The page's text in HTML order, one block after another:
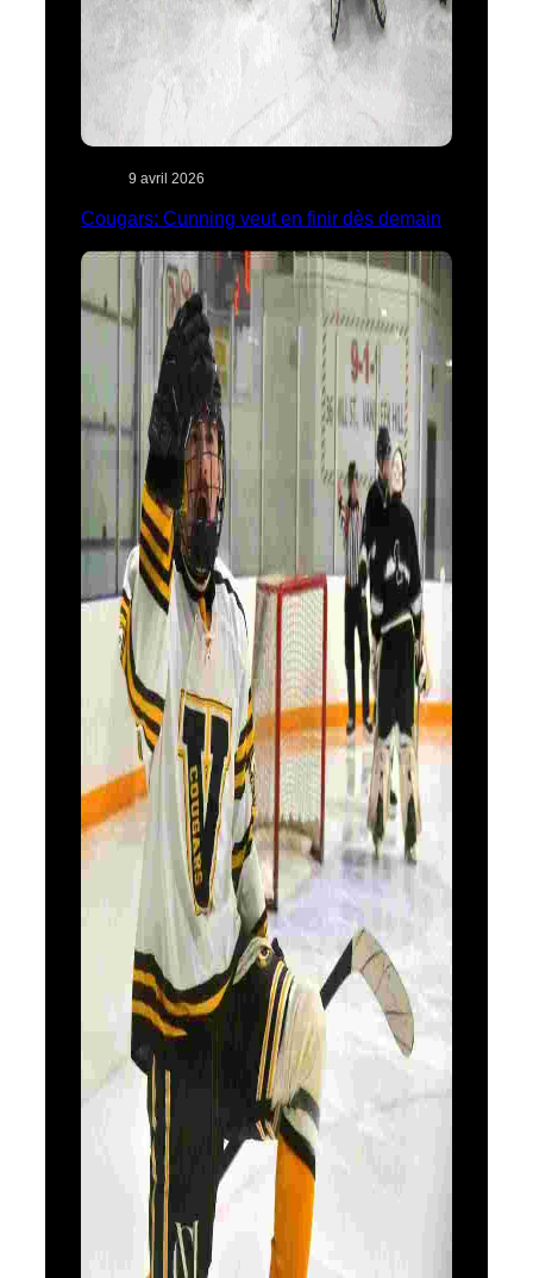
9 avril 2026
Cougars: Cunning veut en finir dès demain